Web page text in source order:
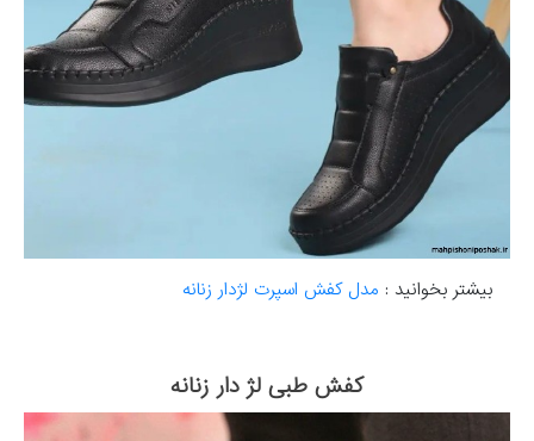
بیشتر بخوانید : مدل کفش اسپرت لژدار زنانه
کفش طبی لژ دار زنانه